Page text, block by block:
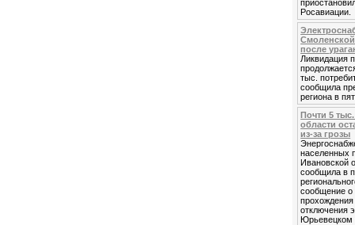
Росавиации.
после
Ликвидация
тыс.
сообщила
региона в
Почти 5
области
из-за грозы
населенных
Ивановской
сообщила в
сообщение о
отключения
Юрьевецком